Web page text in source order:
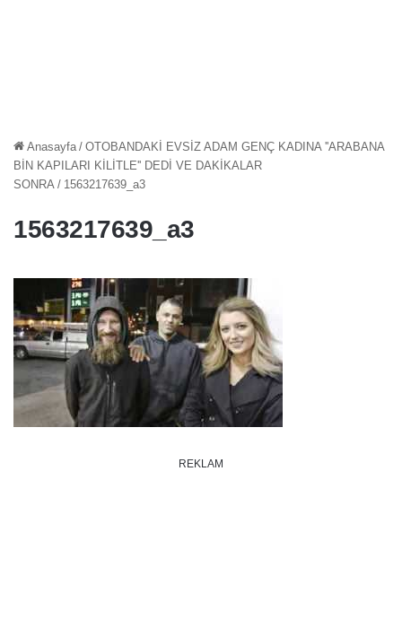
Anasayfa / OTOBANDAKİ EVSİZ ADAM GENÇ KADINA ''ARABANA
BİN KAPILARI KİLİTLE'' DEDİ VE DAKİKALAR
SONRA / 1563217639_a3
1563217639_a3
REKLAM